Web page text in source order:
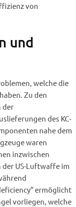
von
und
welche die
Zu den
der
des KC-
nahe dem
waren
inzwischen
der US-Luftwaffe im
ermöglicht
vorliegen, welche